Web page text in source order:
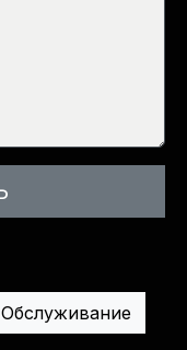
Обслуживание